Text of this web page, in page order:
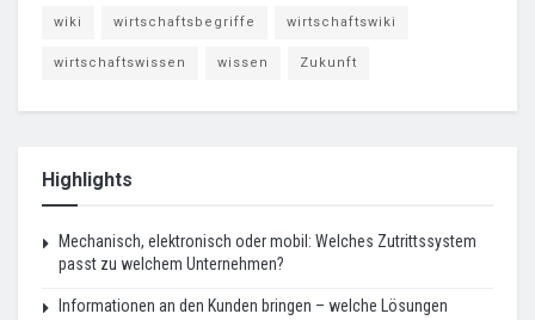
wiki wirtschaftsbegriffe wirtschaftswiki
wirtschaftswissen wissen Zukunft
Highlights
Mechanisch, elektronisch oder mobil: Welches Zutrittssystem
passt zu welchem Unternehmen?
Informationen an den Kunden bringen – welche Lösungen